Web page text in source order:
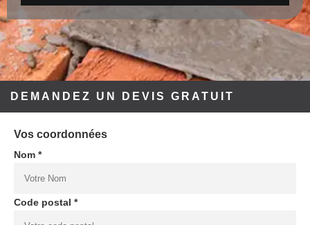
DEMANDEZ UN DEVIS GRATUIT
Vos coordonnées
Nom *
Code postal *